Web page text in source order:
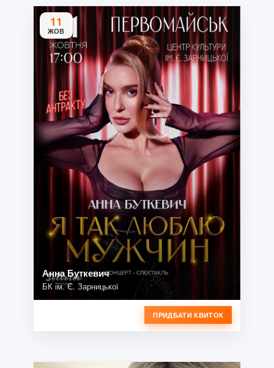
11
ЖОВ
Анна Буткевич
БК ім. Є. Зарницької
ПРИДБАТИ КВИТОК